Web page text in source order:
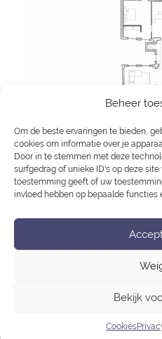
Beheer
Om de beste ervaringen te bieden,
cookies om informatie over je
Door in te stemmen met deze
surfgedrag of unieke ID's op deze
toestemming geeft of uw
invloed hebben op bepaalde functies
Bekijk
Cookies
Groenburgwal |
Amsterdam
Bericht
Privacy Statement